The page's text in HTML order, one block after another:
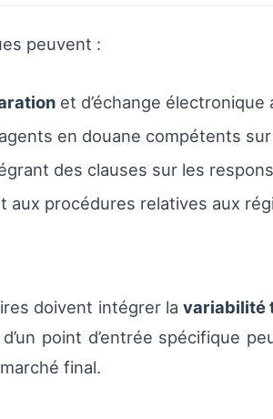
peuvent :
et d’échange
en douane compétents
des clauses sur les
aux procédures relatives aux
doivent intégrer lavariabilité
point d’entrée spécifique
final.